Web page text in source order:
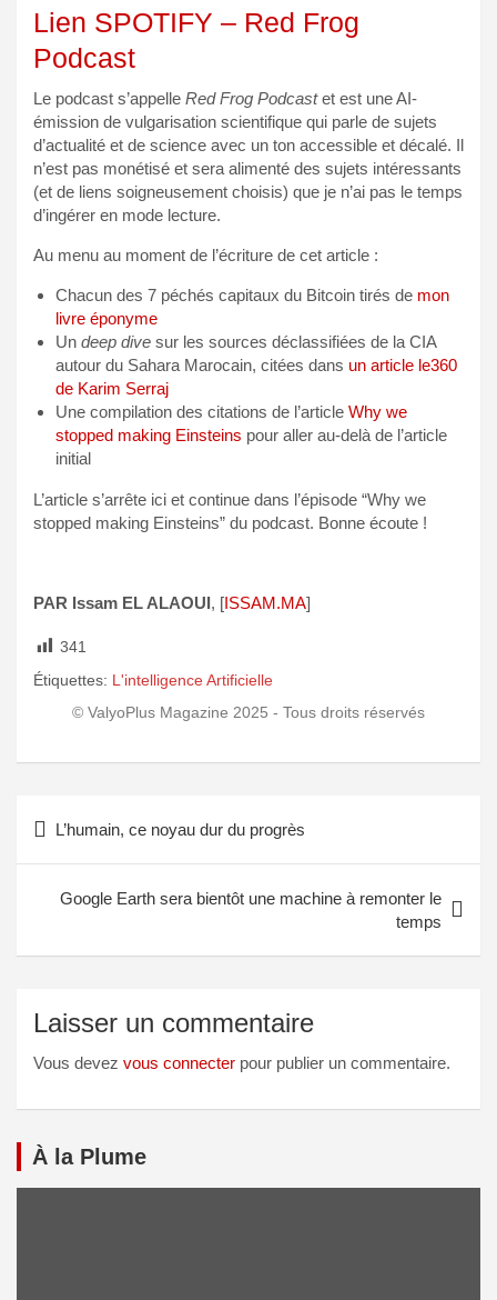
Lien SPOTIFY – Red Frog
Podcast
Le podcast s’appelle Red Frog Podcastet est une AI-
émission de vulgarisation scientifique qui parle de sujets
d’actualité et de science avec un ton accessible et décalé. Il
n’est pas monétisé et sera alimenté des sujets intéressants
(et de liens soigneusement choisis) que je n’ai pas le temps
d’ingérer en mode lecture.
Au menu au moment de l’écriture de cet article :
Chacun des 7 péchés capitaux du Bitcoin tirés de mon
livre éponyme
Un deep dive sur les sources déclassifiées de la CIA
autour du Sahara Marocain, citées dans un article le360
de Karim Serraj
Une compilation des citations de l’article Why we
stopped making Einsteins pour aller au-delà de l’article
initial
L’article s’arrête ici et continue dans l’épisode “Why we
stopped making Einsteins” du podcast. Bonne écoute !
PAR Issam EL ALAOUI, [ISSAM.MA]
341
Étiquettes: L'intelligence Artificielle
L’humain, ce noyau dur du progrès
Google Earth sera bientôt une machine à remonter le
temps
Laisser un commentaire
Vous devez vous connecter pour publier un commentaire.
À la Plume